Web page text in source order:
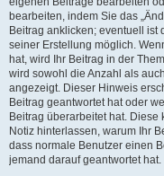
bearbeiten, indem Sie das
Beitrag anklicken; eventuell ist
seiner Erstellung möglich.
hat, wird Ihr Beitrag in der
wird sowohl die Anzahl als
angezeigt. Dieser Hinweis
Beitrag geantwortet hat oder
Beitrag überarbeitet hat.
Notiz hinterlassen, warum Ihr
dass normale Benutzer einen
jemand darauf geantwortet hat.